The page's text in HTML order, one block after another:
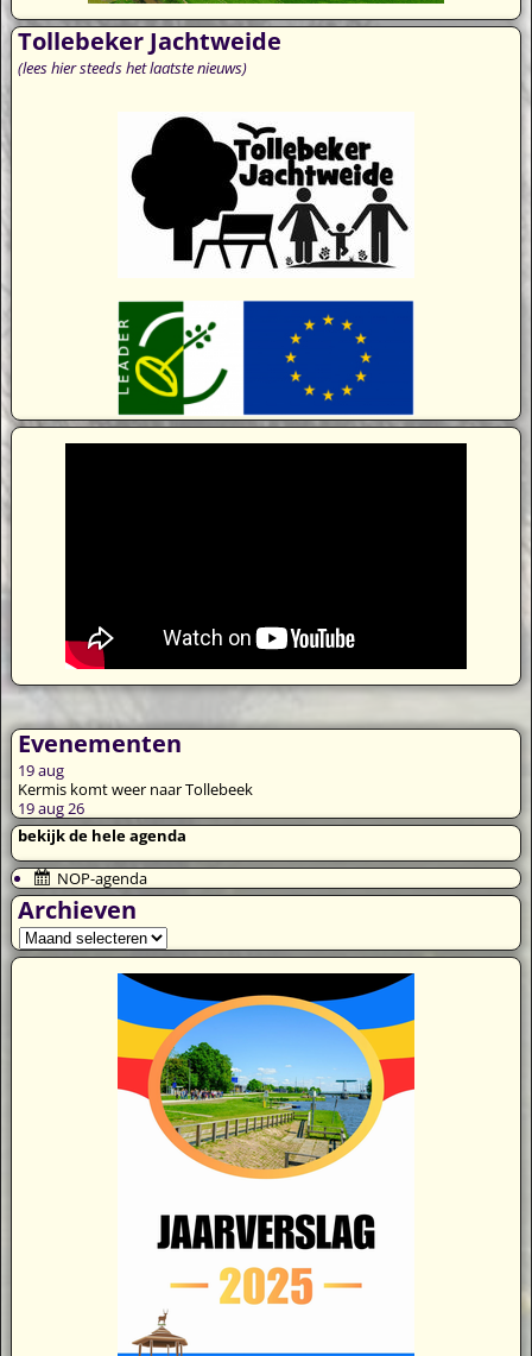
Tollebeker Jachtweide
(lees hier steeds het laatste nieuws)
Evenementen
19aug
Kermis komt weer naar Tollebeek
19 aug 26
bekijk de hele agenda
NOP-agenda
Archieven